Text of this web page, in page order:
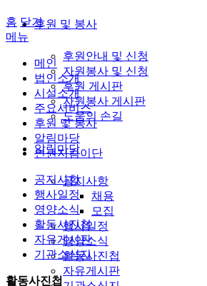
후원 및 봉사
후원안내 및 신청
자원봉사 및 신청
후원 게시판
자원봉사 게시판
도움의 손길
알림마당
공지사항
채용
모집
행사일정
영양소식
활동사진첩
자유게시판
홈 닫기
메뉴
메인
법인소개
시설소개
주요서비스
후원 및 봉사
알림마당
인권지킴이단
공지사항
행사일정
영양소식
활동사진첩
자유게시판
기관소식지
활동사진첩